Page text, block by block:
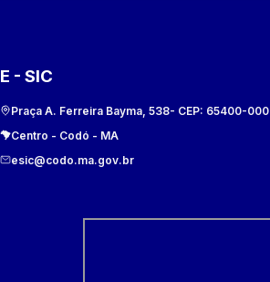
E - SIC
Praça A. Ferreira Bayma, 538- CEP: 65400-000
Centro - Codó - MA
esic@codo.ma.gov.br